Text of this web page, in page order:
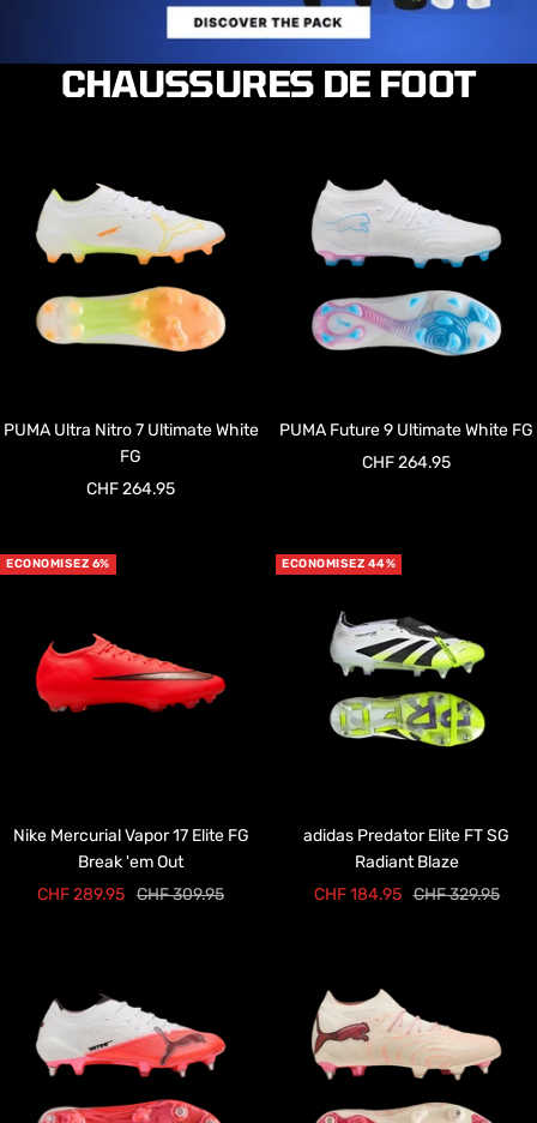
CHAUSSURES DE FOOT
PUMA Ultra Nitro 7 Ultimate White
FG
Prix
CHF 264.95
PUMA Future 9 Ultimate White FG
Prix
CHF 264.95
ECONOMISEZ 6%
Nike Mercurial Vapor 17 Elite FG
Break 'em Out
Prix
CHF 289.95 Prix
CHF 309.95
ECONOMISEZ 44%
adidas Predator Elite FT SG
Radiant Blaze
Prix
CHF 184.95 Prix
CHF 329.95